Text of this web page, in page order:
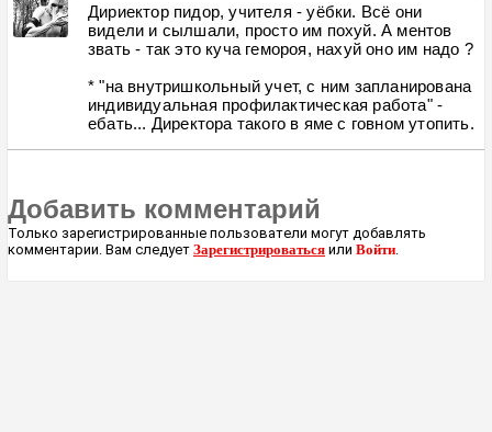
Дириектор пидор, учителя - уёбки. Всё они
видели и сылшали, просто им похуй. А ментов
звать - так это куча гемороя, нахуй оно им надо ?
* "на внутришкольный учет, с ним запланирована
индивидуальная профилактическая работа" -
ебать... Директора такого в яме с говном утопить.
Добавить комментарий
Только зарегистрированные пользователи могут добавлять
комментарии. Вам следует Зарегистрироваться или Войти